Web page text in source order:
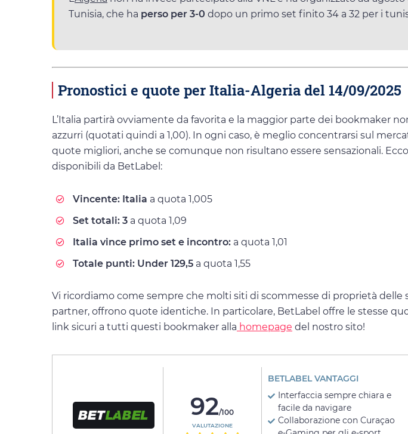
Tunisia, che ha perso per 3-0 dopo un primo set finito 34 a 32 per i
Pronostici e quote per Italia-Algeria del 14/09/2025
L’Italia partirà ovviamente da favorita e la maggior parte dei bookmaker
azzurri (quotati quindi a 1,00). In ogni caso, è meglio concentrarsi sul
quote migliori, anche se comunque non risultano essere sensazionali.
disponibili da BetLabel:
Vincente: Italia a quota 1,005
Set totali: 3 a quota 1,09
Italia vince primo set e incontro: a quota 1,01
Totale punti: Under 129,5 a quota 1,55
Vi ricordiamo come sempre che molti siti di scommesse di proprietà delle
partner, offrono quote identiche. In particolare, BetLabel offre le stesse
link sicuri a tutti questi bookmaker alla homepage del nostro sito!
92/100
VALUTAZIONE
BETLABEL VANTAGGI
Interfaccia sempre chiara e
facile da navigare
Collaborazione con Curaçao